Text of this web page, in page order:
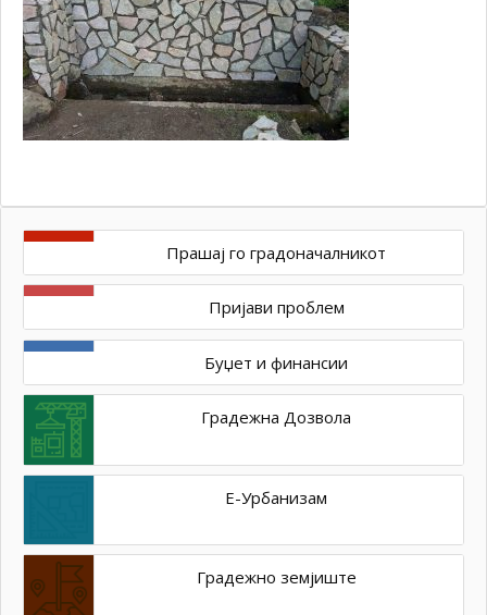
Прашај го градоначалникот
Пријави проблем
Буџет и финансии
Градежна Дозвола
Е-Урбанизам
Градежно земјиште